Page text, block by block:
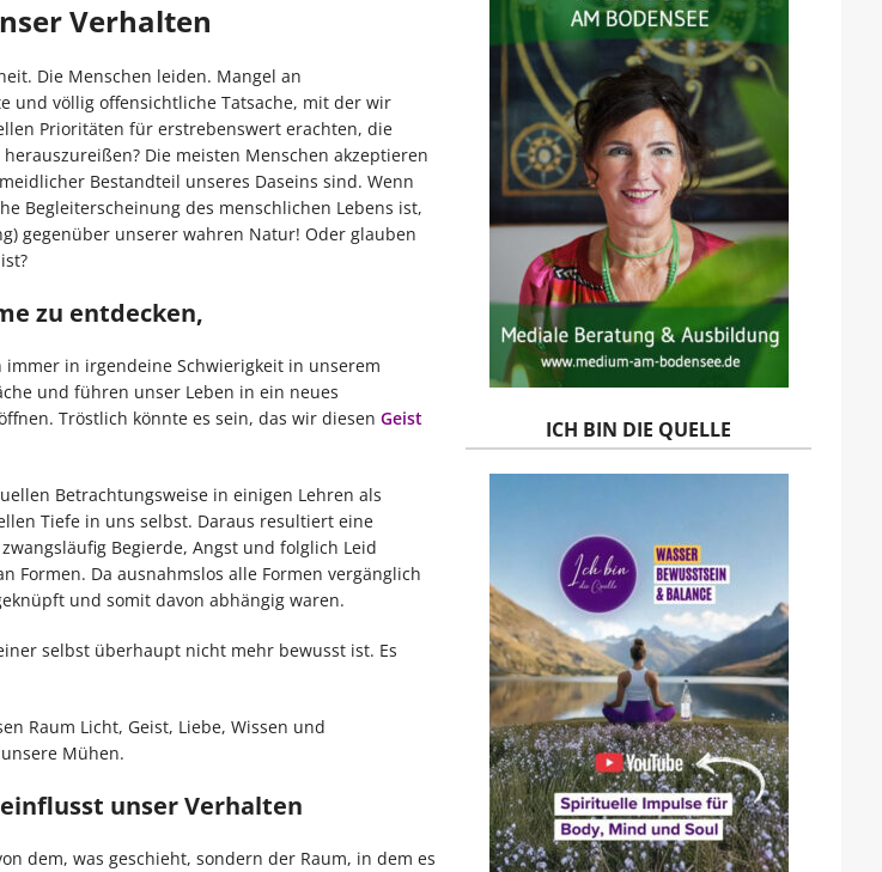
Verhalten
Die Menschen leiden. Mangel an
und völlig offensichtliche Tatsache, mit der wir
Prioritäten für erstrebenswert erachten, die
Die meisten Menschen akzeptieren
Bestandteil unseres Daseins sind. Wenn
Begleiterscheinung des menschlichen Lebens ist,
gegenüber unserer wahren Natur! Oder glauben
zu entdecken,
in irgendeine Schwierigkeit in unserem
und führen unser Leben in ein neues
Tröstlich könnte es sein, das wir diesen Geist
Betrachtungsweise in einigen Lehren als
Tiefe in uns selbst. Daraus resultiert eine
Begierde, Angst und folglich Leid
Formen. Da ausnahmslos alle Formen vergänglich
und somit davon abhängig waren.
selbst überhaupt nicht mehr bewusst ist. Es
Raum Licht, Geist, Liebe, Wissen und
Mühen.
unser Verhalten
dem, was geschieht, sondern der Raum, in dem es
ICH BIN DIE QUELLE